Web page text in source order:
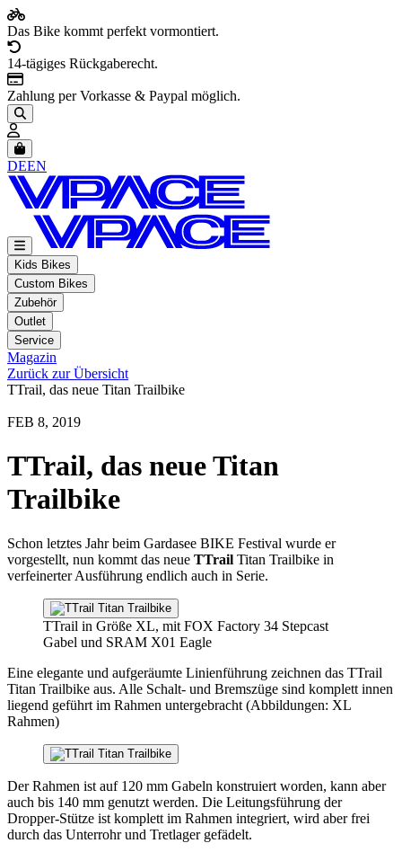
Das Bike kommt perfekt vormontiert.
14-tägiges Rückgaberecht.
Zahlung per Vorkasse & Paypal möglich.
Artikel im Warenkorb, Warenkorb anzeigen
DEEN
Kids Bikes
Custom Bikes
Zubehör
Outlet
Service
Magazin
Zurück zur Übersicht
TTrail, das neue Titan Trailbike
FEB 8, 2019
TTrail, das neue Titan
Trailbike
Schon letztes Jahr beim Gardasee BIKE Festival wurde er
vorgestellt, nun kommt das neue TTrail Titan Trailbike in
verfeinerter Ausführung endlich auch in Serie.
TTrail in Größe XL, mit FOX Factory 34 Stepcast
Gabel und SRAM X01 Eagle
Eine elegante und aufgeräumte Linienführung zeichnen das TTrail
Titan Trailbike aus. Alle Schalt- und Bremszüge sind komplett innen
liegend geführt im Rahmen untergebracht (Abbildungen: XL
Rahmen)
Der Rahmen ist auf 120 mm Gabeln konstruiert worden, kann aber
auch bis 140 mm genutzt werden. Die Leitungsführung der
Dropper-Stütze ist komplett im Rahmen integriert, wird aber frei
durch das Unterrohr und Tretlager gefädelt.